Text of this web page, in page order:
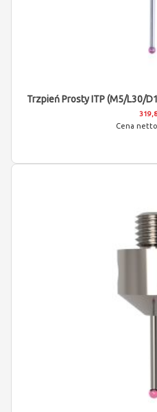
Trzpień Prosty ITP (M5/L30/